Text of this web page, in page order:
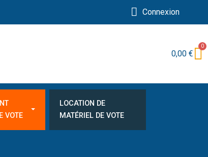
Connexion
0,00 €
VOTE
LOCATION DE
MATÉRIEL DE VOTE